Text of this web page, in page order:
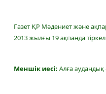
Газет ҚР Мәдениет және
2013 жылғы 19 ақпанда
Меншік иесі: Алға